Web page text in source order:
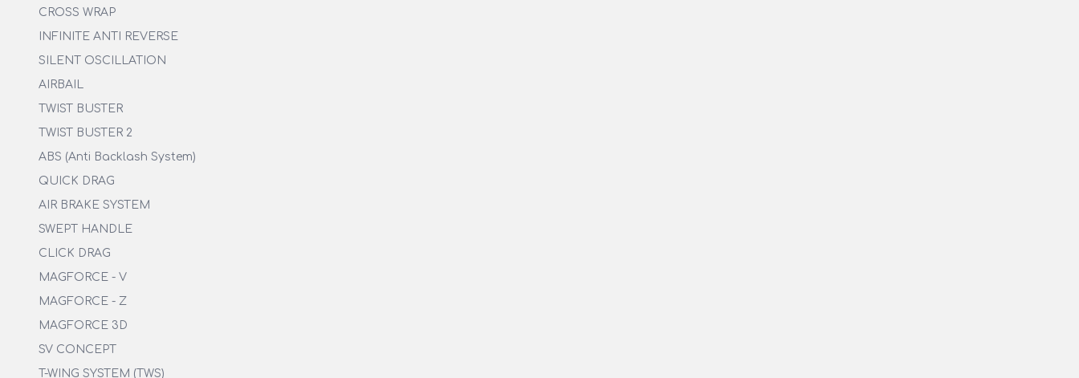
CROSS WRAP
INFINITE ANTI REVERSE
SILENT OSCILLATION
AIRBAIL
TWIST BUSTER
TWIST BUSTER 2
ABS (Anti Backlash System)
QUICK DRAG
AIR BRAKE SYSTEM
SWEPT HANDLE
CLICK DRAG
MAGFORCE - V
MAGFORCE - Z
MAGFORCE 3D
SV CONCEPT
T-WING SYSTEM (TWS)